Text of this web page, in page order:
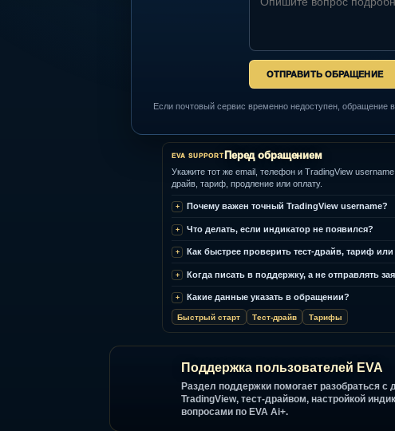
ОТПРАВИТЬ
Если почтовый сервис временно недоступен,
EVA SUPPORT Перед обращением
драйв, тариф, продление или оплату.
Как быстрее проверить тест-драйв,
Когда писать в поддержку, а не
Какие данные указать в обращении?
Быстрый старт Тест-драйв Тарифы